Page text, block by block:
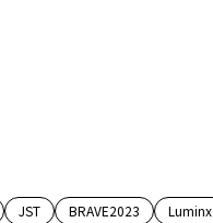
JST BRAVE2023 Luminx